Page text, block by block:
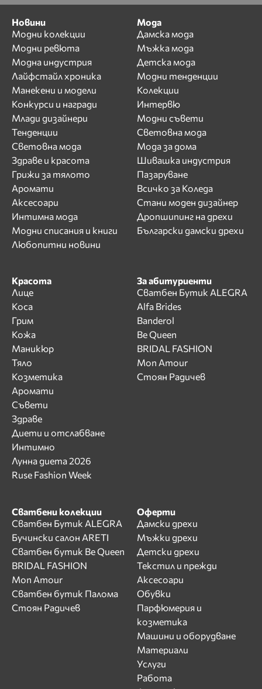
Новини
Модни колекции
Модни ревюта
Модна индустрия
Лайфстайл хроника
Манекени и модели
Конкурси и награди
Млади дизайнери
Тенденции
Световна мода
Здраве и красота
Грижи за тялото
Аромати
Аксесоари
Интимна мода
Модни списания и книги
Любопитни новини
Мода
Дамска мода
Мъжка мода
Детска мода
Модни тенденции
Колекции
Интервю
Модни съвети
Световна мода
Мода за дома
Шивашка индустрия
Пазаруване
Всичко за Коледа
Стани моден дизайнер
Дропшипинг на дрехи
Български дамски дрехи
Красота
Лице
Коса
Грим
Кожа
Маникюр
Тяло
Козметика
Аромати
Съвети
Здраве
Диети и отслабване
Интимно
Лунна диета 2026
Ruse Fashion Week
За абитуриенти
Сватбен Бутик ALEGRA
Alfa Brides
Banderol
Be Queen
BRIDAL FASHION
Mon Amour
Стоян Радичев
Сватбени колекции
Сватбен Бутик ALEGRA
Бучински салон ARETI
Сватбен бутик Be Queen
BRIDAL FASHION
Mon Amour
Сватбен бутик Палома
Стоян Радичев
Оферти
Дамски дрехи
Мъжки дрехи
Детски дрехи
Текстил и прежди
Аксесоари
Обувки
Парфюмерия и
козметика
Машини и оборудване
Материали
Услуги
Работа